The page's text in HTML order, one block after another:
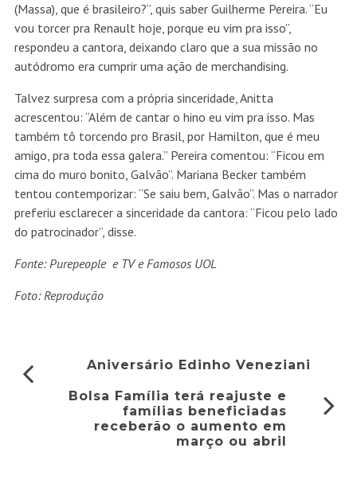
(Massa), que é brasileiro?”, quis saber Guilherme Pereira. “Eu
vou torcer pra Renault hoje, porque eu vim pra isso”,
respondeu a cantora, deixando claro que a sua missão no
autódromo era cumprir uma ação de merchandising.
Talvez surpresa com a própria sinceridade, Anitta
acrescentou: “Além de cantar o hino eu vim pra isso. Mas
também tô torcendo pro Brasil, por Hamilton, que é meu
amigo, pra toda essa galera.” Pereira comentou: “Ficou em
cima do muro bonito, Galvão”. Mariana Becker também
tentou contemporizar: “Se saiu bem, Galvão”. Mas o narrador
preferiu esclarecer a sinceridade da cantora: “Ficou pelo lado
do patrocinador”, disse.
Fonte: Purepeople e TV e Famosos UOL
Foto: Reprodução
Aniversário Edinho Veneziani
Bolsa Família terá reajuste e
famílias beneficiadas
receberão o aumento em
março ou abril